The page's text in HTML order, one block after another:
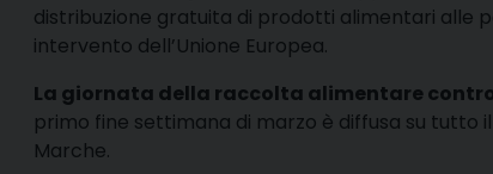
distribuzione gratuita di prodotti alimentari alle
intervento dell’Unione Europea.
La giornata della raccolta alimentare
primo fine settimana di marzo è diffusa su tutto
Marche.